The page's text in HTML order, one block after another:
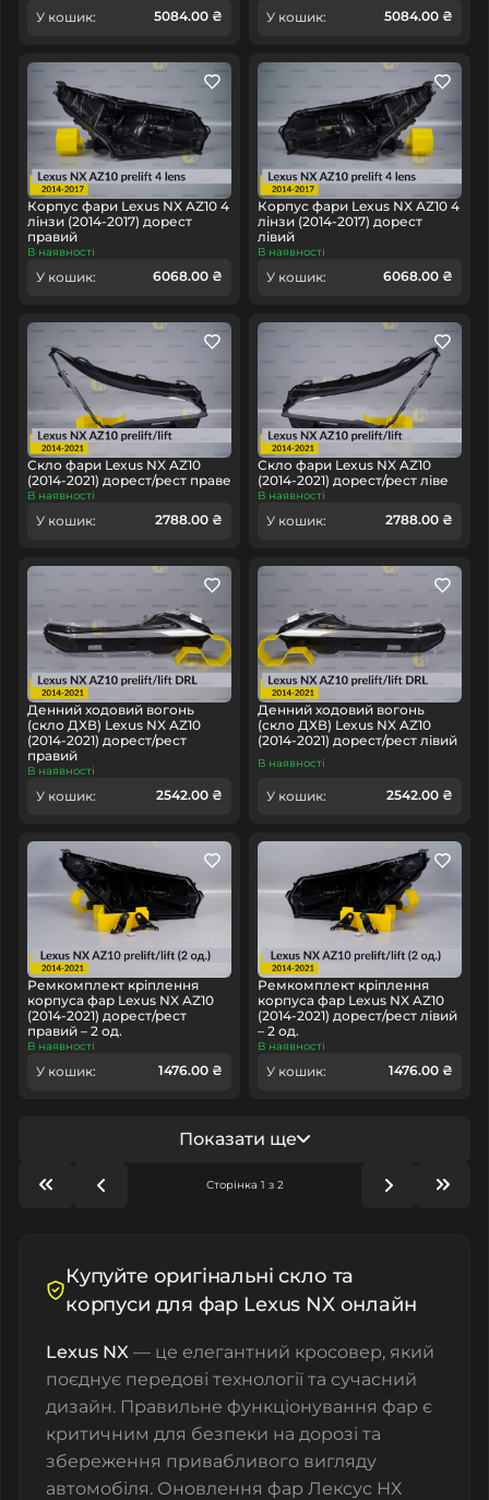
У кошик: 5084.00 ₴ У кошик: 5084.00 ₴
Корпус фари Lexus NX AZ10 4
лінзи (2014-2017) дорест
правий
В наявності
У кошик: 6068.00 ₴
Корпус фари Lexus NX AZ10 4
лінзи (2014-2017) дорест
лівий
В наявності
У кошик: 6068.00 ₴
Скло фари Lexus NX AZ10
(2014-2021) дорест/рест праве
В наявності
У кошик: 2788.00 ₴
Скло фари Lexus NX AZ10
(2014-2021) дорест/рест ліве
В наявності
У кошик: 2788.00 ₴
Денний ходовий вогонь
(скло ДХВ) Lexus NX AZ10
(2014-2021) дорест/рест
правий
В наявності
У кошик: 2542.00 ₴
Денний ходовий вогонь
(скло ДХВ) Lexus NX AZ10
(2014-2021) дорест/рест лівий
В наявності
У кошик: 2542.00 ₴
Ремкомплект кріплення
корпуса фар Lexus NX AZ10
(2014-2021) дорест/рест
правий – 2 од.
В наявності
У кошик: 1476.00 ₴
Ремкомплект кріплення
корпуса фар Lexus NX AZ10
(2014-2021) дорест/рест лівий
– 2 од.
В наявності
У кошик: 1476.00 ₴
Показати ще
Сторінка 1 з 2
Купуйте оригінальні скло та
корпуси для фар Lexus NX онлайн
Lexus NX — це елегантний кросовер, який
поєднує передові технології та сучасний
дизайн. Правильне функціонування фар є
критичним для безпеки на дорозі та
збереження привабливого вигляду
автомобіля. Оновлення фар Лексус НХ